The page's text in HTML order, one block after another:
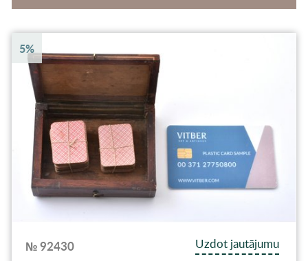
5%
№ 92430
Uzdot jautājumu